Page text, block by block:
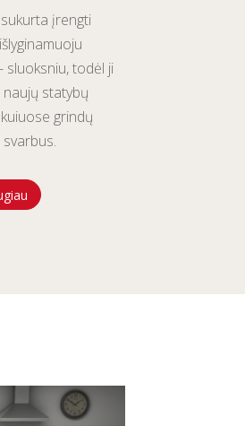
įrengti
sluoksniu, todėl ji
naujų statybų
grindų